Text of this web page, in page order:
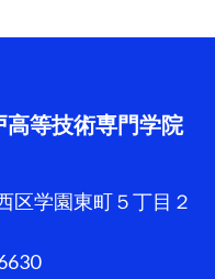
高等技術専門学院
区学園東町５丁目２